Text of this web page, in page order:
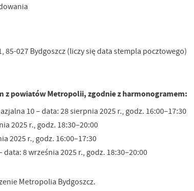
027 Bydgoszcz (liczy się data stempla pocztowego)
z powiatów Metropolii, zgodnie z harmonogramem:
10 – data: 28 sierpnia 2025 r., godz. 16:00–17:30
2025 r., godz. 18:30–20:00
2025 r., godz. 16:00–17:30
data: 8 września 2025 r., godz. 18:30–20:00
Metropolia Bydgoszcz.